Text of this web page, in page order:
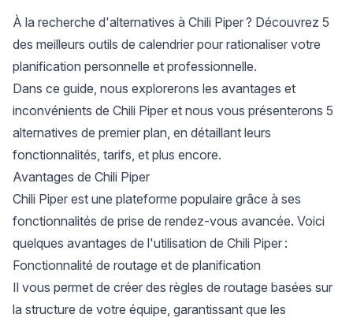
À la recherche d'alternatives à Chili Piper ? Découvrez 5
des meilleurs outils de calendrier pour rationaliser votre
planification personnelle et professionnelle.
Dans ce guide, nous explorerons les avantages et
inconvénients de Chili Piper et nous vous présenterons 5
alternatives de premier plan, en détaillant leurs
fonctionnalités, tarifs, et plus encore.
Avantages de Chili Piper
Chili Piper est une plateforme populaire grâce à ses
fonctionnalités de prise de rendez-vous avancée. Voici
quelques avantages de l'utilisation de Chili Piper :
Fonctionnalité de routage et de planification
Il vous permet de créer des règles de routage basées sur
la structure de votre équipe, garantissant que les